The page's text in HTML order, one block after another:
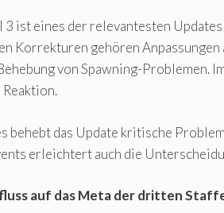
ist eines der relevantesten
Korrekturen gehören
von Spawning-Problemen.
behebt das Update kritische
erleichtert auch die
auf das Meta der dritten